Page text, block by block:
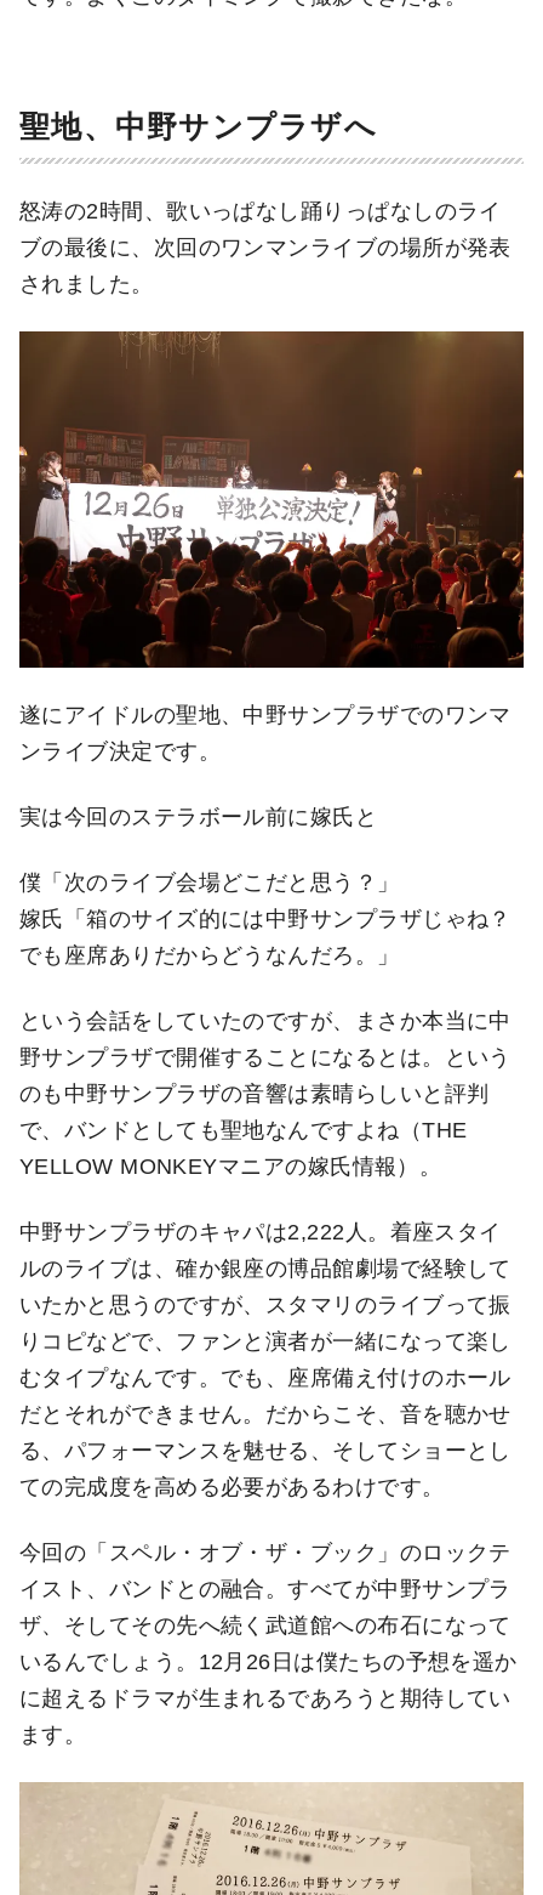
聖地、中野サンプラザへ
怒涛の2時間、歌いっぱなし踊りっぱなしのライ
ブの最後に、次回のワンマンライブの場所が発表
されました。
遂にアイドルの聖地、中野サンプラザでのワンマ
ンライブ決定です。
実は今回のステラボール前に嫁氏と
僕「次のライブ会場どこだと思う？」
嫁氏「箱のサイズ的には中野サンプラザじゃね？
でも座席ありだからどうなんだろ。」
という会話をしていたのですが、まさか本当に中
野サンプラザで開催することになるとは。という
のも中野サンプラザの音響は素晴らしいと評判
で、バンドとしても聖地なんですよね（THE
YELLOW MONKEYマニアの嫁氏情報）。
中野サンプラザのキャパは2,222人。着座スタイ
ルのライブは、確か銀座の博品館劇場で経験して
いたかと思うのですが、スタマリのライブって振
りコピなどで、ファンと演者が一緒になって楽し
むタイプなんです。でも、座席備え付けのホール
だとそれができません。だからこそ、音を聴かせ
る、パフォーマンスを魅せる、そしてショーとし
ての完成度を高める必要があるわけです。
今回の「スペル・オブ・ザ・ブック」のロックテ
イスト、バンドとの融合。すべてが中野サンプラ
ザ、そしてその先へ続く武道館への布石になって
いるんでしょう。12月26日は僕たちの予想を遥か
に超えるドラマが生まれるであろうと期待してい
ます。